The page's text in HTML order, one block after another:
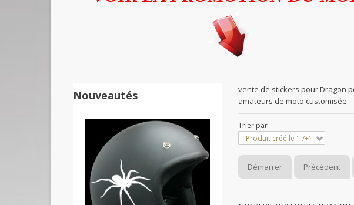
Nouveautés
vente de stickers pour Dragon
amateurs de moto customisée
Trier par
Produit créé le ' -/+'
Démarrer Précédent